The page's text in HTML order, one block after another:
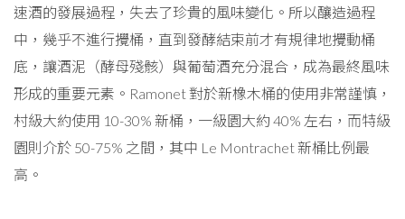
速酒的發展過程，失去了珍貴的風味變化。所以釀造過程
中，幾乎不進行攪桶，直到發酵結束前才有規律地攪動桶
底，讓酒泥（酵母殘骸）與葡萄酒充分混合，成為最終風味
形成的重要元素。Ramonet 對於新橡木桶的使用非常謹慎，
村級大約使用 10-30% 新桶，一級園大約 40% 左右，而特級
園則介於 50-75% 之間，其中 Le Montrachet 新桶比例最
高。